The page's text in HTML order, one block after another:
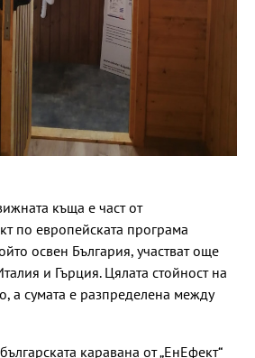
къща е част от
по европейската програма
освен България, участват още
и Гърция. Цялата стойност на
а сумата е разпределена между
каравана от „ЕнЕфект“